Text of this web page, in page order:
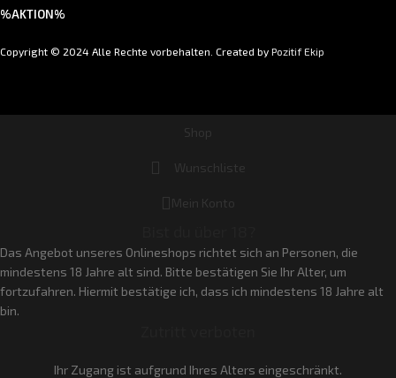
%AKTION%
Copyright © 2024 Alle Rechte vorbehalten. Created by Pozitif Ekip
Shop
Wunschliste
Mein Konto
Das Angebot unseres Onlineshops richtet sich an Personen, die
mindestens 18 Jahre alt sind. Bitte bestätigen Sie Ihr Alter, um
fortzufahren. Hiermit bestätige ich, dass ich mindestens 18 Jahre alt
bin.
Ihr Zugang ist aufgrund Ihres Alters eingeschränkt.